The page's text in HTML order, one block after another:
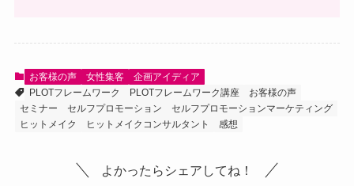
お客様の声 女性集客
企画アイディア
PLOTフレームワーク
PLOTフレームワーク講座
お客様の声
セミナー
セルフプロモーション
セルフプロモーションマーケティング
ヒットメイク
ヒットメイクコンサルタント 感想
よかったらシェアしてね！